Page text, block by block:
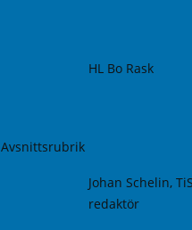
HL Bo Rask
Avsnittsrubrik
Johan Schelin,
redaktör